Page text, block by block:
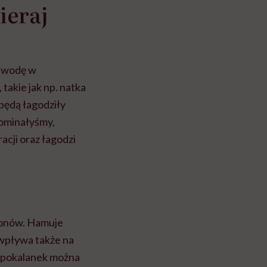
w
jak np. natka
łagodziły
oraz łagodzi
Hamuje
także na
można